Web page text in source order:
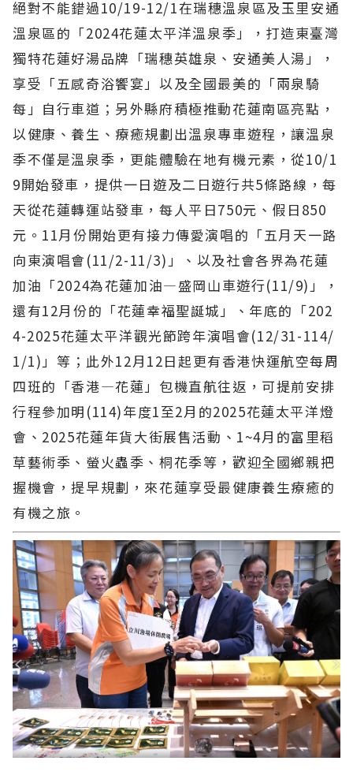
絕對不能錯過10/19-12/1在瑞穗溫泉區及玉里安通
溫泉區的「2024花蓮太平洋溫泉季」，打造東臺灣
獨特花蓮好湯品牌「瑞穗英雄泉、安通美人湯」，
享受「五感奇浴饗宴」以及全國最美的「兩泉騎
每」自行車道；另外縣府積極推動花蓮南區亮點，
以健康、養生、療癒規劃出溫泉專車遊程，讓溫泉
季不僅是溫泉季，更能體驗在地有機元素，從10/1
9開始發車，提供一日遊及二日遊行共5條路線，每
天從花蓮轉運站發車，每人平日750元、假日850
元。11月份開始更有接力傳愛演唱的「五月天一路
向東演唱會(11/2-11/3)」、以及社會各界為花蓮
加油「2024為花蓮加油—盛岡山車遊行(11/9)」，
還有12月份的「花蓮幸福聖誕城」、年底的「202
4-2025花蓮太平洋觀光節跨年演唱會(12/31-114/
1/1)」等；此外12月12日起更有香港快運航空每周
四班的「香港—花蓮」包機直航往返，可提前安排
行程參加明(114)年度1至2月的2025花蓮太平洋燈
會、2025花蓮年貨大街展售活動、1~4月的富里稻
草藝術季、螢火蟲季、桐花季等，歡迎全國鄉親把
握機會，提早規劃，來花蓮享受最健康養生療癒的
有機之旅。